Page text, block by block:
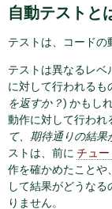
自動テストと
テストは、コードの
テストは異なるレ
に対して行われるも
を返すか？) かもし
動作に対して行われ
て、期待通りの結果
ストは、前に チュー
作を確かめたことや
して結果がどうな
りません。